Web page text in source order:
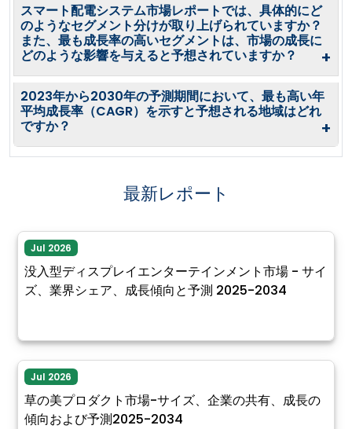
スマート配電システム市場レポートでは、具体的にど
のようなセグメント分けが取り上げられていますか？
また、最も成長率の高いセグメントは、市場の成長に
どのような影響を与えると予想されていますか？
+
2023年から2030年の予測期間において、最も高い年
平均成長率（CAGR）を示すと予想される地域はどれ
ですか？
+
最新レポート
Jul 2026
没入型ディスプレイエンターテインメント市場 - サイ
ズ、業界シェア、成長傾向と予測 2025-2034
Jul 2026
草の美プロダクト市場-サイズ、企業の共有、成長の
傾向および予測2025-2034